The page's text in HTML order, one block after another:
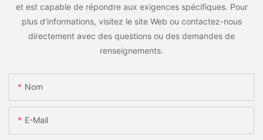
et est capable de répondre aux exigences spécifiques. Pour
plus d'informations, visitez le site Web ou contactez-nous
directement avec des questions ou des demandes de
renseignements.
Nom
E-Mail